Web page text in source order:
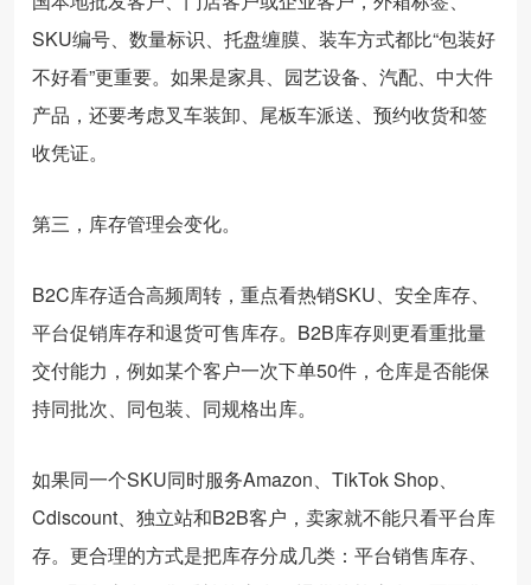
SKU编号、数量标识、托盘缠膜、装车方式都比“包装好
不好看”更重要。如果是家具、园艺设备、汽配、中大件
产品，还要考虑叉车装卸、尾板车派送、预约收货和签
收凭证。
第三，库存管理会变化。
B2C库存适合高频周转，重点看热销SKU、安全库存、
平台促销库存和退货可售库存。B2B库存则更看重批量
交付能力，例如某个客户一次下单50件，仓库是否能保
持同批次、同包装、同规格出库。
如果同一个SKU同时服务Amazon、TikTok Shop、
Cdiscount、独立站和B2B客户，卖家就不能只看平台库
存。更合理的方式是把库存分成几类：平台销售库存、